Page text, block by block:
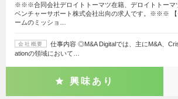
※※※合同会社デロイトトーマツ在籍、デロイトトーマ
ベンチャーサポート株式会社出向の求人です。※※※ 【
ームのミッショ…
会社概要
仕事内容 ◎M&A Digitalでは、主にM&A、
ationの領域において…
興味あり